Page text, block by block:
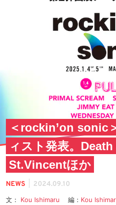
＜rockin’on sonic
ィスト発表。Death
St.Vincentほか
NEWS 2024.09.10
文： Kou Ishimaru 編： Kou